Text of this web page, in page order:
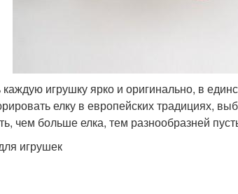
игрушку ярко и оригинально, в
елку в европейских традициях,
чем больше елка, тем разнообразней
игрушек